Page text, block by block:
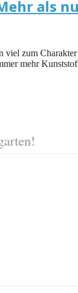
als
viel zum Charakter
mehr